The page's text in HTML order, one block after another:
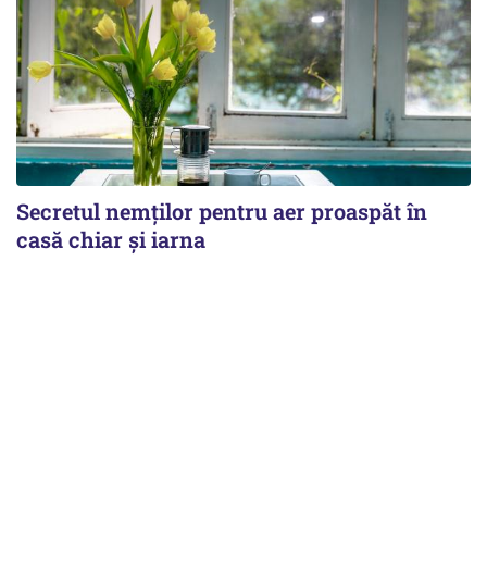
Secretul nemților pentru aer proaspăt în
casă chiar și iarna